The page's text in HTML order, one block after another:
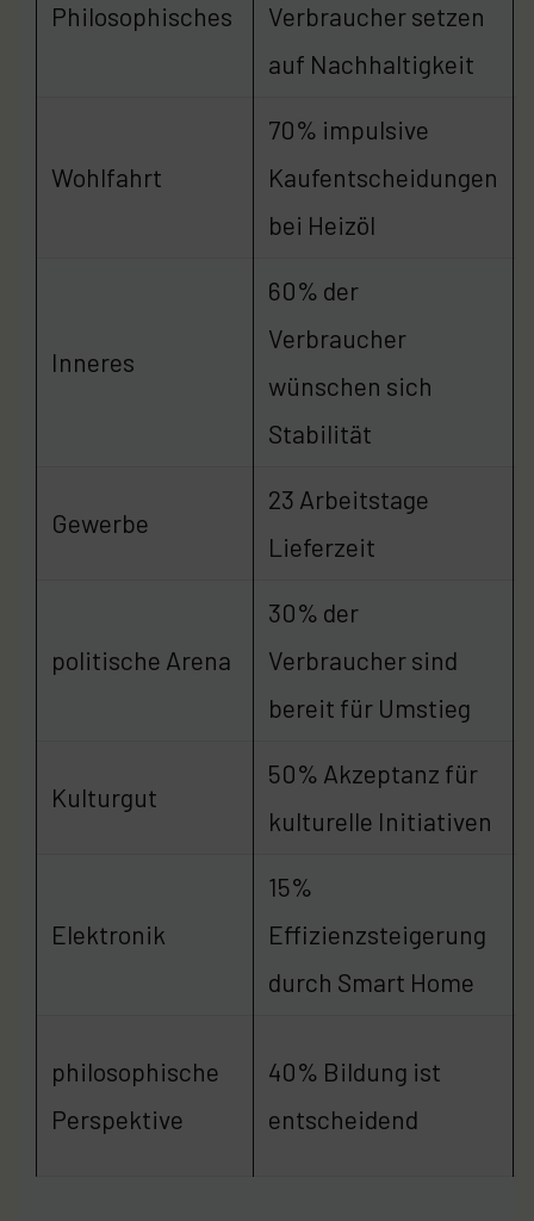
Philosophisches
Verbraucher setzen
auf Nachhaltigkeit
Wohlfahrt
70% impulsive
Kaufentscheidungen
bei Heizöl
Inneres
60% der
Verbraucher
wünschen sich
Stabilität
Gewerbe
23 Arbeitstage
Lieferzeit
politische Arena
30% der
Verbraucher sind
bereit für Umstieg
Kulturgut
50% Akzeptanz für
kulturelle Initiativen
Elektronik
15%
Effizienzsteigerung
durch Smart Home
philosophische
Perspektive
40% Bildung ist
entscheidend